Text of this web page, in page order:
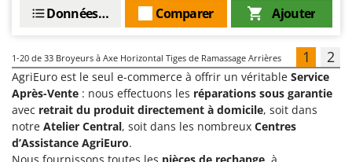
Ajouter
Comparer
Données techniques
1-20 de 33 Broyeurs à Axe Horizontal Tiges de Ramassage Arrières 1 2
AgriEuro est le seul e-commerce à offrir un véritable Service
Après-Vente : nous effectuons les réparations sous garantie
avec retrait du produit directement à domicile, soit dans
notre Atelier Central, soit dans les nombreux Centres
d’Assistance AgriEuro.